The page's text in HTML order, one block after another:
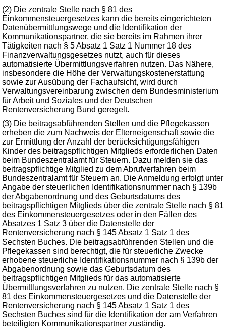
(2) Die zentrale Stelle nach § 81 des
Einkommensteuergesetzes kann die bereits eingerichteten
Datenübermittlungswege und die Identifikation der
Kommunikationspartner, die sie bereits im Rahmen ihrer
Tätigkeiten nach § 5 Absatz 1 Satz 1 Nummer 18 des
Finanzverwaltungsgesetzes nutzt, auch für dieses
automatisierte Übermittlungsverfahren nutzen. Das Nähere,
insbesondere die Höhe der Verwaltungskostenerstattung
sowie zur Ausübung der Fachaufsicht, wird durch
Verwaltungsvereinbarung zwischen dem Bundesministerium
für Arbeit und Soziales und der Deutschen
Rentenversicherung Bund geregelt.
(3) Die beitragsabführenden Stellen und die Pflegekassen
erheben die zum Nachweis der Elterneigenschaft sowie die
zur Ermittlung der Anzahl der berücksichtigungsfähigen
Kinder des beitragspflichtigen Mitglieds erforderlichen Daten
beim Bundeszentralamt für Steuern. Dazu melden sie das
beitragspflichtige Mitglied zu dem Abrufverfahren beim
Bundeszentralamt für Steuern an. Die Anmeldung erfolgt unter
Angabe der steuerlichen Identifikationsnummer nach § 139b
der Abgabenordnung und des Geburtsdatums des
beitragspflichtigen Mitglieds über die zentrale Stelle nach § 81
des Einkommensteuergesetzes oder in den Fällen des
Absatzes 1 Satz 3 über die Datenstelle der
Rentenversicherung nach § 145 Absatz 1 Satz 1 des
Sechsten Buches. Die beitragsabführenden Stellen und die
Pflegekassen sind berechtigt, die für steuerliche Zwecke
erhobene steuerliche Identifikationsnummer nach § 139b der
Abgabenordnung sowie das Geburtsdatum des
beitragspflichtigen Mitglieds für das automatisierte
Übermittlungsverfahren zu nutzen. Die zentrale Stelle nach §
81 des Einkommensteuergesetzes und die Datenstelle der
Rentenversicherung nach § 145 Absatz 1 Satz 1 des
Sechsten Buches sind für die Identifikation der am Verfahren
beteiligten Kommunikationspartner zuständig.